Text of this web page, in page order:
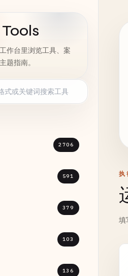
作台里浏览工具、案
题指南。
2706
591
379
103
136
执
填